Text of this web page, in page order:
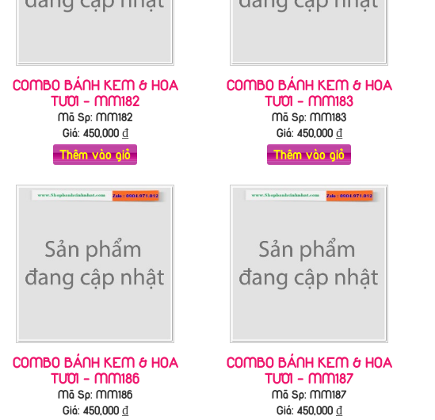
COMBO BÁNH KEM & HOA
TƯƠI - MM182
Mã Sp: MM182
Giá: 450,000₫
Thêm vào giỏ
COMBO BÁNH KEM & HOA
TƯƠI - MM183
Mã Sp: MM183
Giá: 450,000₫
Thêm vào giỏ
COMBO BÁNH KEM & HOA
TƯƠI - MM186
Mã Sp: MM186
Giá: 450,000₫
COMBO BÁNH KEM & HOA
TƯƠI - MM187
Mã Sp: MM187
Giá: 450,000₫